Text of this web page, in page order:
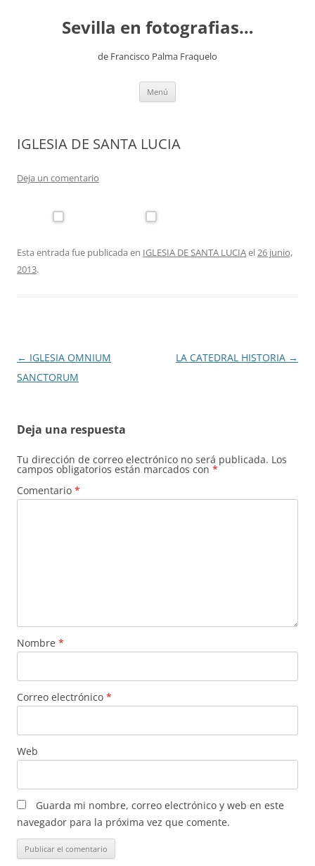
contenidoSevilla en fotografias…
de Francisco Palma Fraquelo
Menú
IGLESIA DE SANTA LUCIA
Deja un comentario
Esta entrada fue publicada en IGLESIA DE SANTA LUCIAel26 junio,
2013.
Navegación
de
← IGLESIA OMNIUM
SANCTORUM
LA CATEDRAL HISTORIA →
Deja una respuesta
Tu dirección de correo electrónico no será publicada. Los
campos obligatorios están marcados con *
Comentario *
Nombre *
Correo electrónico *
Web
Guarda mi nombre, correo electrónico y web en este
navegador para la próxima vez que comente.